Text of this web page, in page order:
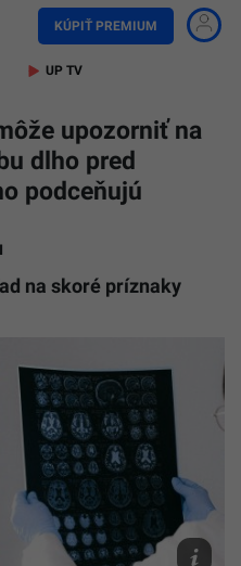
KÚPIŤ PREMIUM
UP TV
upozorniť na
dlho pred
podceňujú
na skoré príznaky
Archív
Canva